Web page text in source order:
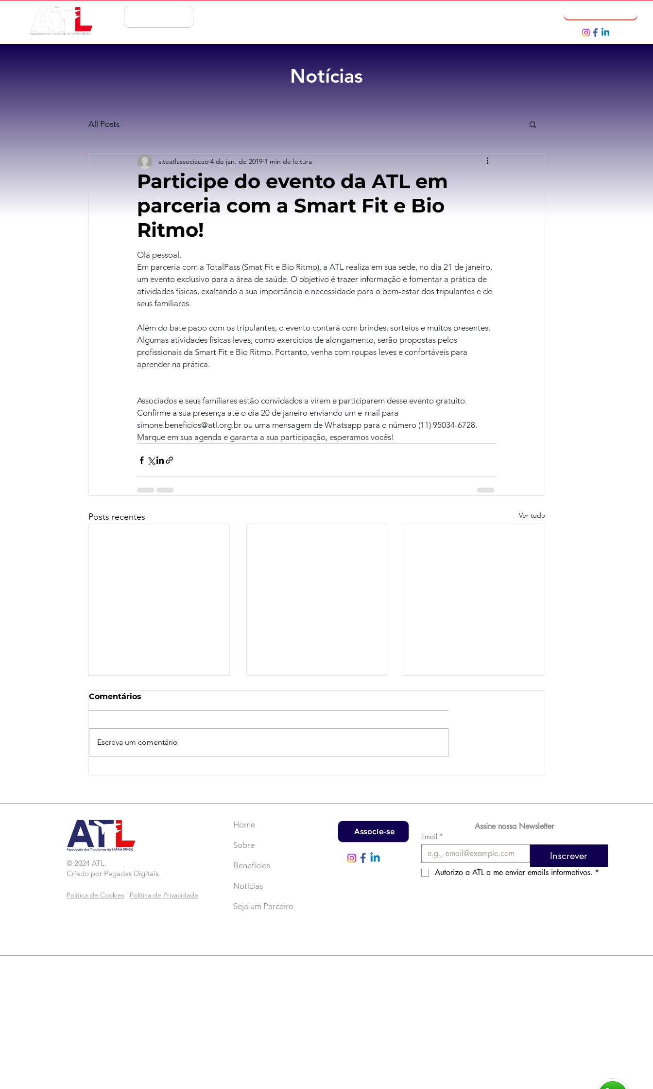
Notícias
All Posts
Participe do evento da ATL em
parceria com a Smart Fit e Bio
Ritmo!
siteatlassociacao 4 de jan. de 2019 1 min de leitura
Olá pessoal,
Em parceria com a TotalPass (Smat Fit e Bio Ritmo), a ATL realiza em sua sede, no dia 21 de janeiro,
um evento exclusivo para a área de saúde. O objetivo é trazer informação e fomentar a prática de
atividades físicas, exaltando a sua importância e necessidade para o bem-estar dos tripulantes e de
seus familiares.
Além do bate papo com os tripulantes, o evento contará com brindes, sorteios e muitos presentes.
Algumas atividades físicas leves, como exercícios de alongamento, serão propostas pelos
profissionais da Smart Fit e Bio Ritmo. Portanto, venha com roupas leves e confortáveis para
aprender na prática.
Associados e seus familiares estão convidados a virem e participarem desse evento gratuito.
Confirme a sua presença até o dia 20 de janeiro enviando um e-mail para
simone.beneficios@atl.org.br ou uma mensagem de Whatsapp para o número (11) 95034-6728.
Marque em sua agenda e garanta a sua participação, esperamos vocês!
Posts recentes Ver tudo
Comentários
Escreva um comentário
© 2024 ATL.
Criado por Pegadas Digitais.
Política de Cookies Política de Privacidade
Home
Sobre
Benefícios
Notícias
Seja um Parceiro
Associe-se
Assine nossa Newsletter
Email *
Inscrever
Autorizo a ATL a me enviar emails informativos. *